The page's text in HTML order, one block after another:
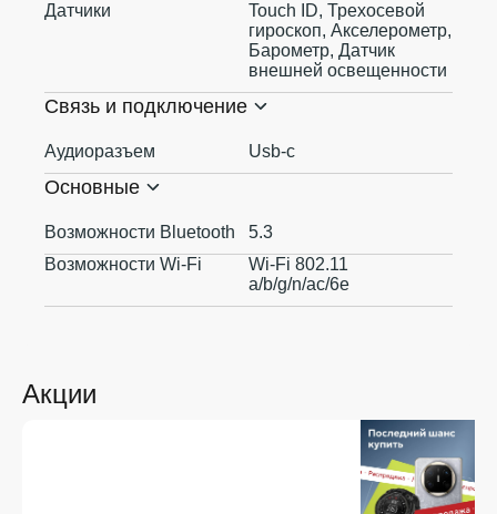
Акции
Датчики
Touch ID, Трехосевой
гироскоп, Акселерометр,
Барометр, Датчик
внешней освещенности
Связь и подключение
Аудиоразъем Usb-c
Основные
Возможности Bluetooth
5.3
Возможности Wi-Fi
Wi-Fi 802.11
a/b/g/n/ac/6e